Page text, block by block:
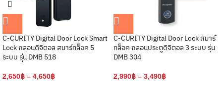
Yale YDM3109A Digital Door Lock
สมาร์ทล็อค กลอนดิจิตอล
C-CURITY รุ่น DLB418 Digital Door
ลูกบิดประตูดิจิตอล 4 ระบบ